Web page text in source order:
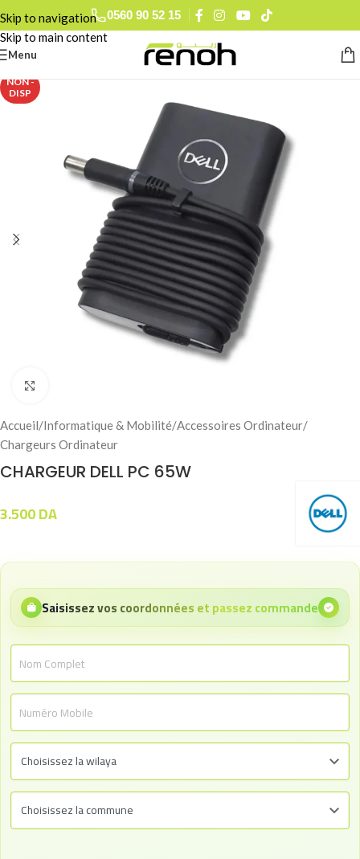
Skip to navigation
Skip to main content
0560 90 52 15
Menu
NON -
DISP
Accueil/Informatique & Mobilité/Accessoires Ordinateur/
Chargeurs Ordinateur
CHARGEUR DELL PC 65W
3.500DA
Saisissez vos coordonnées et passez commande